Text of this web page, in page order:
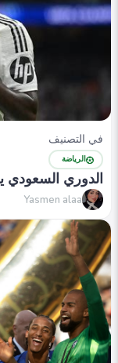
في التصنيف
الرياضة
الدوري
Yasmen alaa